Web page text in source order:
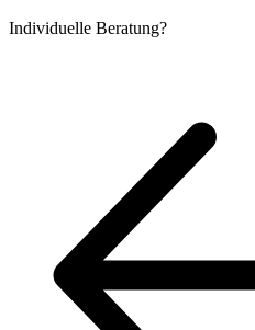
Individuelle Beratung?